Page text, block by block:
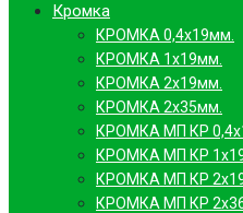
Кромка
КРОМКА 0,4х19мм.
КРОМКА 1х19мм.
КРОМКА 2х19мм.
КРОМКА 2х35мм.
КРОМКА МП КР
КРОМКА МП КР
КРОМКА МП КР
КРОМКА МП КР